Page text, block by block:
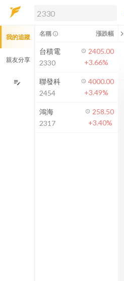
解鎖即時行情及進階功能
方案」，即可解鎖以下功能：
即時行情
即時市況與排行
成交金額熱力圖
前往方案訂閱
如何綁定合作券商
我的追蹤
親友分享
edit_note
名稱 info_outline 漲跌幅 chevron_left
台積電
2330
2405.00
+3.66%
聯發科
2454
4000.00
+3.49%
鴻海
2317
258.50
+3.40%